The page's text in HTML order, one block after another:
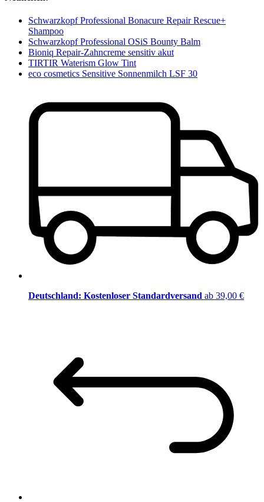
Schwarzkopf Professional Bonacure Repair Rescue+
Shampoo
Schwarzkopf Professional OSiS Bounty Balm
Bioniq Repair-Zahncreme sensitiv akut
TIRTIR Waterism Glow Tint
eco cosmetics Sensitive Sonnenmilch LSF 30
Deutschland: Kostenloser Standardversand ab 39,00 €